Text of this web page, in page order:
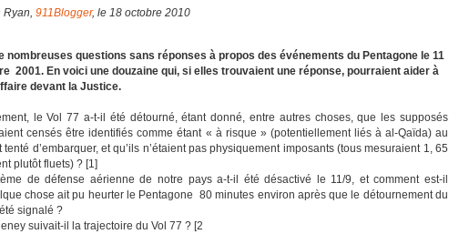
Ryan, 911Blogger, le 18 octobre 2010
nombreuses questions sans réponses à propos des événements du Pentagone le 11
2001. En voici une douzaine qui, si elles trouvaient une réponse, pourraient aider à
devant la Justice.
le Vol 77 a-t-il été détourné, étant donné, entre autres choses, que les supposés
censés être identifiés comme étant « à risque » (potentiellement liés à al-Qaïda) au
d’embarquer, et qu’ils n’étaient pas physiquement imposants (tous mesuraient 1, 65
plutôt fluets) ? [1]
de défense aérienne de notre pays a-t-il été désactivé le 11/9, et comment est-il
chose ait pu heurter le Pentagone 80 minutes environ après que le détournement du
signalé ?
suivait-il la trajectoire du Vol 77 ? [2